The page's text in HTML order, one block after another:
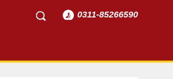
0311-85266590